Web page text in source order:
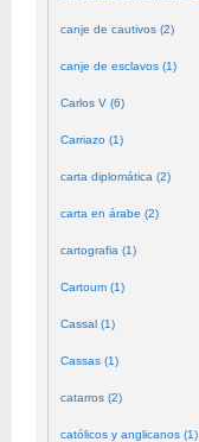
canje de cautivos (2)
canje de esclavos (1)
Carlos V (6)
Carriazo (1)
carta diplomática (2)
carta en árabe (2)
cartografia (1)
Cartoum (1)
Cassal (1)
Cassas (1)
catarros (2)
católicos y anglicanos (1)